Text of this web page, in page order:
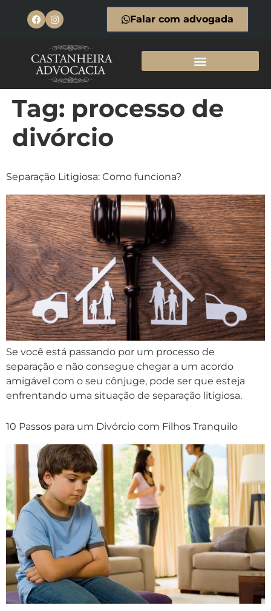
Falar com advogada
Tag: processo de
divórcio
Separação Litigiosa: Como funciona?
Se você está passando por um processo de
separação e não consegue chegar a um acordo
amigável com o seu cônjuge, pode ser que esteja
enfrentando uma situação de separação litigiosa.
10 Passos para um Divórcio com Filhos Tranquilo